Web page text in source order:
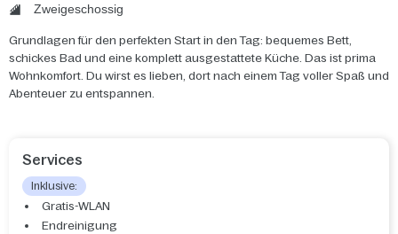
Zweigeschossig
Grundlagen für den perfekten Start in den Tag: bequemes Bett,
schickes Bad und eine komplett ausgestattete Küche. Das ist prima
Wohnkomfort. Du wirst es lieben, dort nach einem Tag voller Spaß und
Abenteuer zu entspannen.
Services
Inklusive:
Gratis-WLAN
Endreinigung